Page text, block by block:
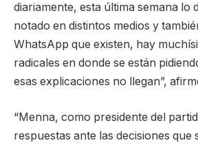
diariamente, esta última semana lo
notado en distintos medios y
WhatsApp que existen, hay
radicales en donde se están
esas explicaciones no llegan”,
“Menna, como presidente del
respuestas ante las decisiones que